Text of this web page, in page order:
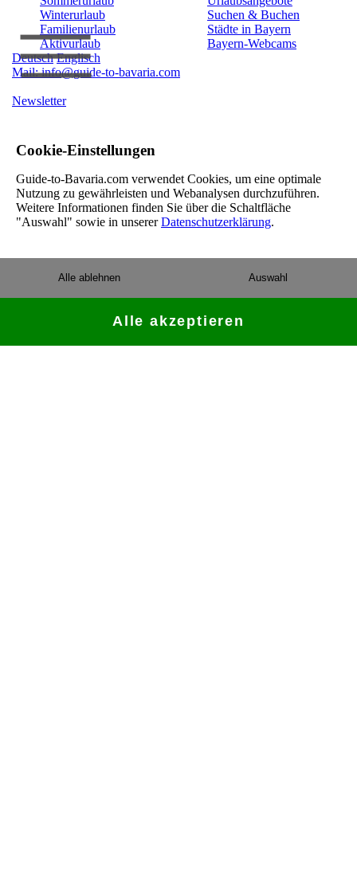
Winterurlaub
Familienurlaub
Aktivurlaub
Suchen & Buchen
Städte in Bayern
Bayern-Webcams
Deutsch Englisch
Mail: info@guide-to-bavaria.com
Newsletter
Cookie-Einstellungen
Guide-to-Bavaria.com verwendet Cookies, um eine optimale
Nutzung zu gewährleisten und Webanalysen durchzuführen.
Weitere Informationen finden Sie über die Schaltfläche
"Auswahl" sowie in unsererDatenschutzerklärung.
Auswahl
Alle ablehnen
Alle akzeptieren